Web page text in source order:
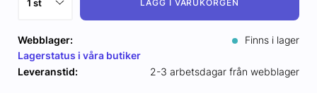
LÄGG I VARUKORGEN
Webblager:
Finns i lager
Lagerstatus i våra butiker
Leveranstid:
2-3 arbetsdagar från webblager